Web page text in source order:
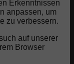
Erkenntnissen
anpassen, um
zu verbessern.
auf unserer
Browser